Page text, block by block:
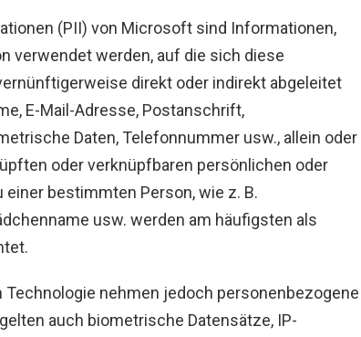
(PII) von Microsoft sind Informationen,
verwendet werden, auf die sich diese
direkt oder indirekt abgeleitet
E-Mail-Adresse, Postanschrift,
Daten, Telefonnummer usw., allein oder
oder verknüpfbaren persönlichen oder
bestimmten Person, wie z. B.
usw. werden am häufigsten als
nehmen jedoch personenbezogene
auch biometrische Datensätze, IP-